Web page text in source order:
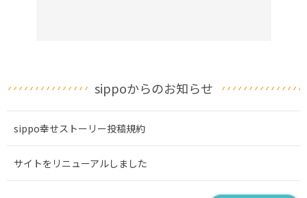
sippoからのお知らせ
sippo幸せストーリー投稿規約
サイトをリニューアルしました